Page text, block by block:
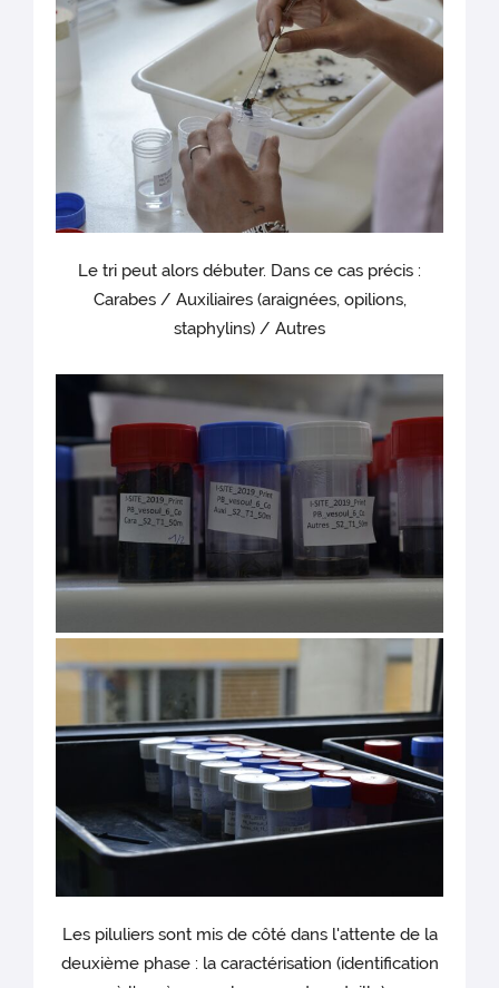
Le tri peut alors débuter. Dans ce cas précis :
Carabes / Auxiliaires (araignées, opilions,
staphylins) / Autres
Les piluliers sont mis de côté dans l'attente de la
deuxième phase : la caractérisation (identification